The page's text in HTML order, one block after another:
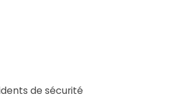
de sécurité